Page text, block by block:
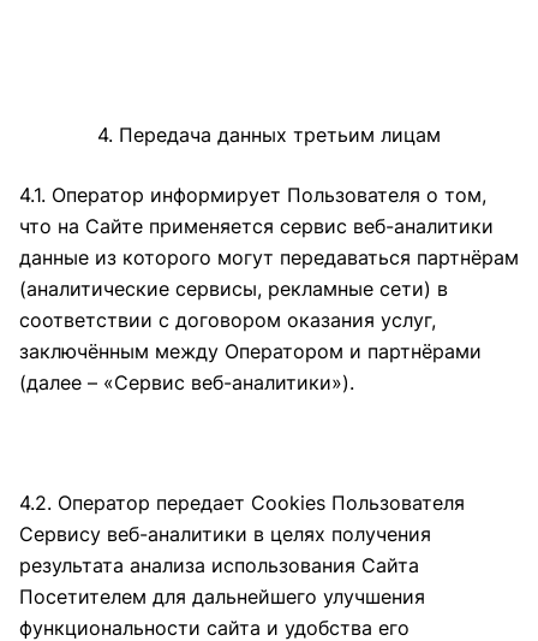
4. Передача данных третьим лицам
4.1. Оператор информирует Пользователя о том,
что на Сайте применяется сервис веб-аналитики
данные из которого могут передаваться партнёрам
(аналитические сервисы, рекламные сети) в
соответствии с договором оказания услуг,
заключённым между Оператором и партнёрами
(далее – «Сервис веб-аналитики»).
4.2. Оператор передает Cookies Пользователя
Сервису веб-аналитики в целях получения
результата анализа использования Сайта
Посетителем для дальнейшего улучшения
функциональности сайта и удобства его